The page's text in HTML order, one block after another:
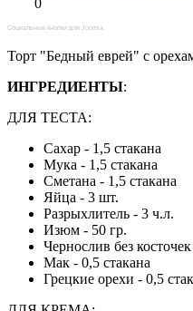
Социальные кнопки для Joomla
Торт "Бедный еврей" с
ИНГРЕДИЕНТЫ:
ДЛЯ ТЕСТА:
Сахар - 1,5 стакана
Мука - 1,5 стакана
Сметана - 1,5 стакана
Яйца - 3 шт.
Разрыхлитель - 3 ч.л.
Изюм - 50 гр.
Чернослив без
Мак - 0,5 стакана
Грецкие орехи - 0,5